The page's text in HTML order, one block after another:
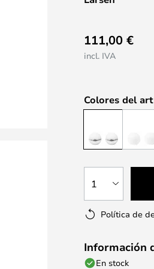
111,00 €
incl. IVA
Colores del
1
Política de
Información
En stock